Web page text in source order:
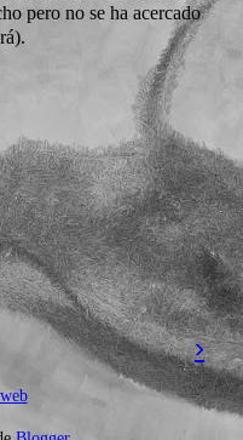
pero no se ha acercado
›